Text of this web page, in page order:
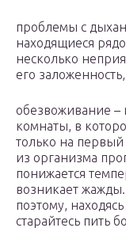
проблемы с
находящиеся
несколько
его
обезвоживание –
комнаты, в
только на
из организма
понижается
возникает
поэтому,
старайтесь пить